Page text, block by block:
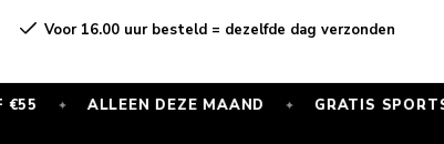
Voor 16.00 uur besteld = dezelfde dag verzonden
ALLEEN DEZE MAAND ✦ GRATIS SPORTSOKKEN